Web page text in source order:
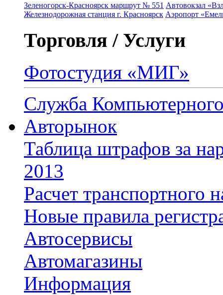
Зеленогорск-Красноярск маршрут № 551 Автовокзал
Железнодорожная станция г. Красноярск Аэропорт
Торговля / Услуги
Фотостудия «МИГ»
Служба
Авторынок
Таблица штрафов за
2013
Расчет транспортного
Новые правила
Автосервисы
Автомагазины
Информация